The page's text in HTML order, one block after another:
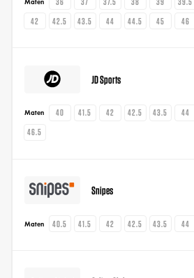
42
42.5 43.5 44 44.5 45 46
JD Sports
Maten 40 41.5 42 42.5 43.5 44
46.5
Snipes
Maten 40.5 41.5 42 42.5 43.5 44